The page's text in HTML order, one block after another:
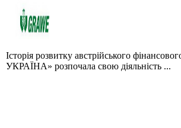
Історія розвитку австрійського
УКРАЇНА» розпочала свою діяльність ...